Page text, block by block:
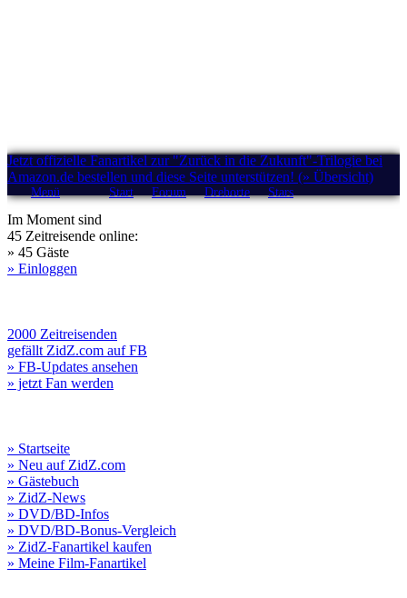
Jetzt offizielle Fanartikel zur "Zurück in die Zukunft"-Trilogie bei
Amazon.de bestellen und diese Seite unterstützen! (» Übersicht)
Menü Start Forum Drehorte Stars
Im Moment sind
45 Zeitreisende online:
» 45 Gäste
» Einloggen
2000 Zeitreisenden
gefällt ZidZ.com auf FB
» FB-Updates ansehen
» jetzt Fan werden
» Startseite
» Neu auf ZidZ.com
» Gästebuch
» ZidZ-News
» DVD/BD-Infos
» DVD/BD-Bonus-Vergleich
» ZidZ-Fanartikel kaufen
» Meine Film-Fanartikel